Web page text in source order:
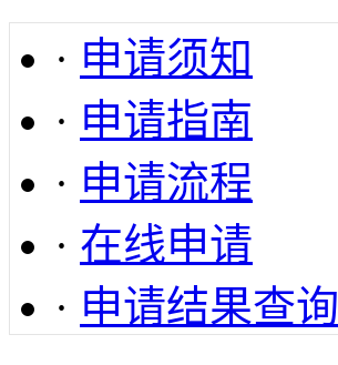
· 申请须知
· 申请指南
· 申请流程
· 在线申请
· 申请结果查询